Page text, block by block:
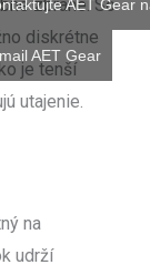
zbrane. So
diskrétne
je tenší
utajenie.
na
udrží
AET Gear
AET Gear